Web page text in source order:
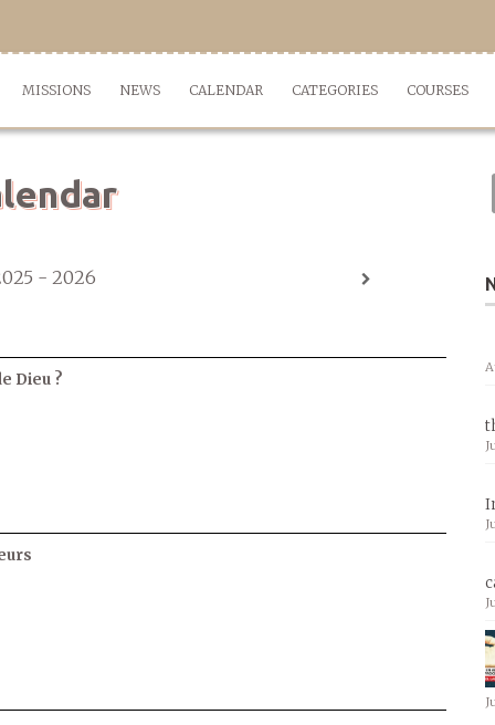
MISSIONS NEWS CALENDAR CATEGORIES COURSES
- 2026
Dieu ?